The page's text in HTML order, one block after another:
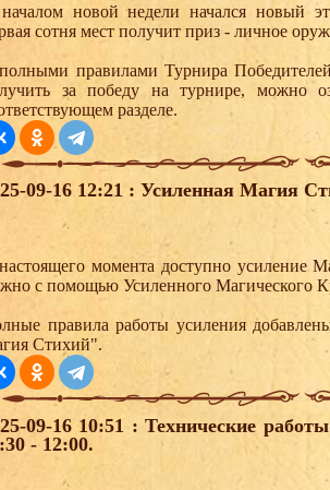
новой недели начался новый
сотня мест получит приз - личное
правилами Турнира
за победу на турнире, можно
разделе.
09-16 12:21 : Усиленная Магия
момента доступно
с помощью Усиленного Магического
правила работы усиления
Стихий".
09-16 10:51 : Технические
- 12:00.